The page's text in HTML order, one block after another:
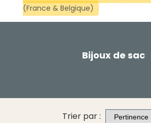
Bijoux de sac
Trier par :